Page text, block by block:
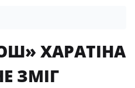
ХАРАТІНА
ЗМІГ